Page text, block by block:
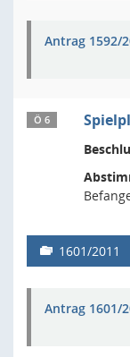
Antrag 1592/
Ö 6
1601/2011
Antrag 1601/